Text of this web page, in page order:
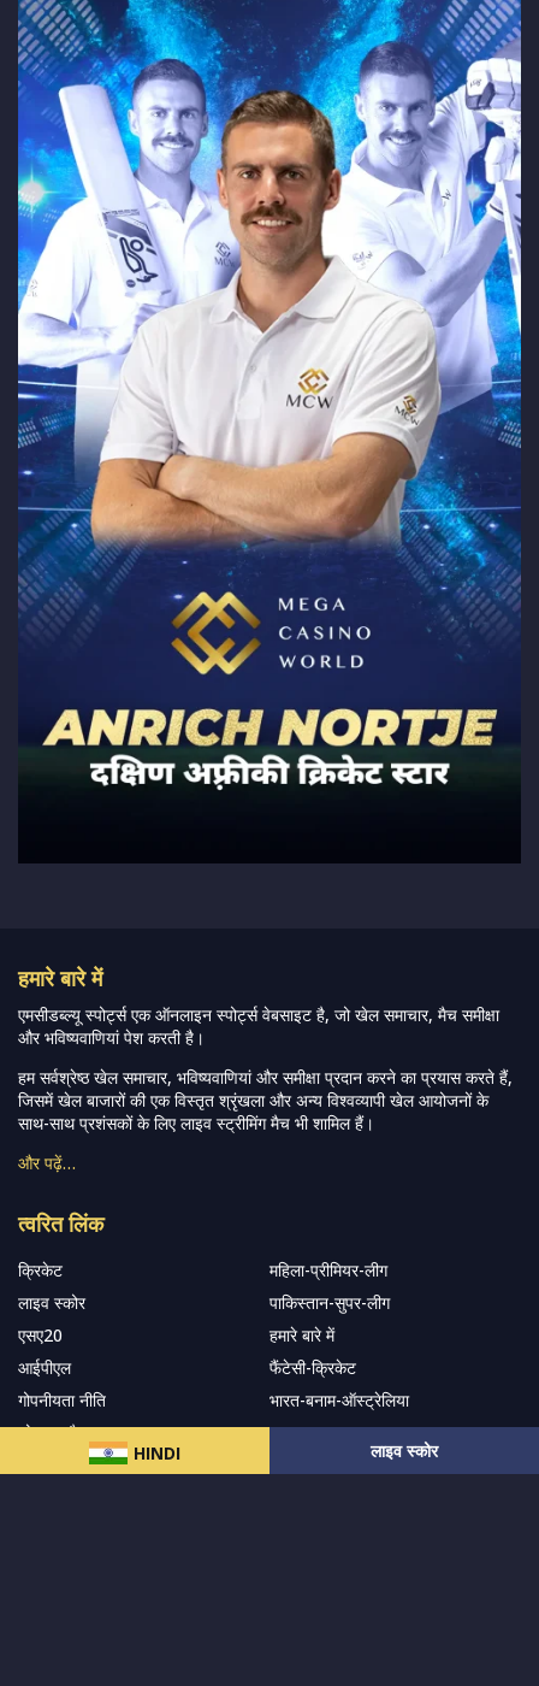
HINDI लाइव स्कोर
हमारे बारे में
एमसीडब्ल्यू स्पोर्ट्स एक ऑनलाइन स्पोर्ट्स वेबसाइट है, जो खेल समाचार, मैच समीक्षा
और भविष्यवाणियां पेश करती है।
हम सर्वश्रेष्ठ खेल समाचार, भविष्यवाणियां और समीक्षा प्रदान करने का प्रयास करते हैं,
जिसमें खेल बाजारों की एक विस्तृत श्रृंखला और अन्य विश्वव्यापी खेल आयोजनों के
साथ-साथ प्रशंसकों के लिए लाइव स्ट्रीमिंग मैच भी शामिल हैं।
और पढ़ें…
त्वरित लिंक
क्रिकेट
महिला-प्रीमियर-लीग
लाइव स्कोर
पाकिस्तान-सुपर-लीग
एसए20
हमारे बारे में
आईपीएल
फैंटेसी-क्रिकेट
गोपनीयता नीति
भारत-बनाम-ऑस्ट्रेलिया
सोशल-ट्रैकर
सहारा